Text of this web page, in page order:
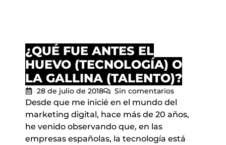
¿QUÉ FUE ANTES EL
HUEVO (TECNOLOGÍA) O
LA GALLINA (TALENTO)?
28 de julio de 2018 Sin comentarios
Desde que me inicié en el mundo del
marketing digital, hace más de 20 años,
he venido observando que, en las
empresas españolas, la tecnología está